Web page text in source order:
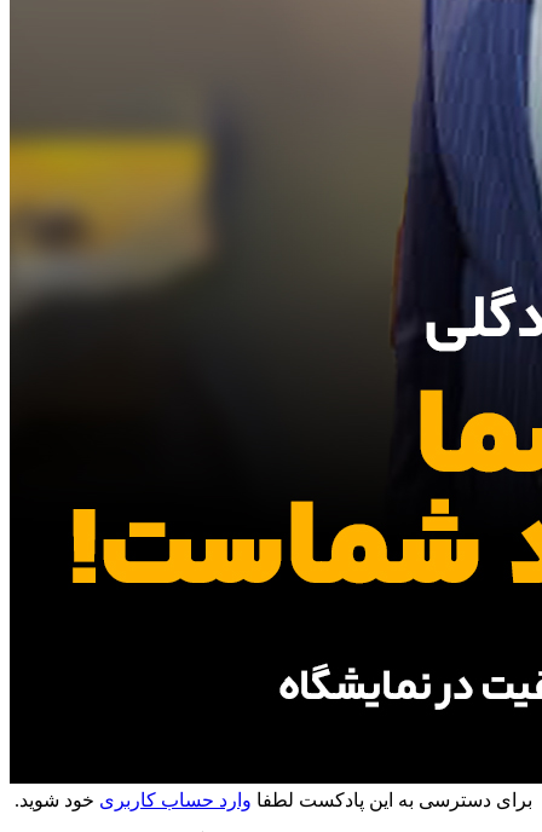
دسترسی به این پادکست لطفاوارد حساب کاربریخود شوید.